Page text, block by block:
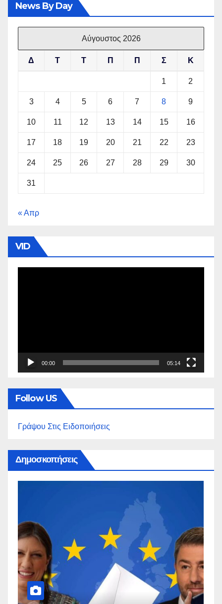
News By Day
Αύγουστος 2026
Δ Τ Τ Π Π Σ Κ
1 2
3 4 5 6 7 8 9
10 11 12 13 14 15 16
17 18 19 20 21 22 23
24 25 26 27 28 29 30
31
« Απρ
VID
00:00 05:14
Follow US
Γράψου Στις Ειδοποιήσεις
Δημοσκοπήσεις